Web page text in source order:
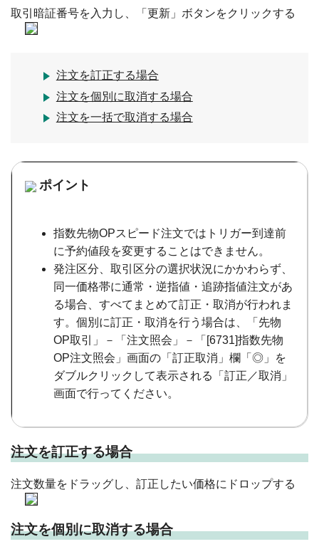
取引暗証番号を入力し、「更新」ボタンをクリックする
注文を訂正する場合
注文を個別に取消する場合
注文を一括で取消する場合
ポイント
指数先物OPスピード注文ではトリガー到達前
に予約値段を変更することはできません。
発注区分、取引区分の選択状況にかかわらず、
同一価格帯に通常・逆指値・追跡指値注文があ
る場合、すべてまとめて訂正・取消が行われま
す。個別に訂正・取消を行う場合は、「先物
OP取引」－「注文照会」－「[6731]指数先物
OP注文照会」画面の「訂正取消」欄「◎」を
ダブルクリックして表示される「訂正／取消」
画面で行ってください。
注文を訂正する場合
注文数量をドラッグし、訂正したい価格にドロップする
注文を個別に取消する場合